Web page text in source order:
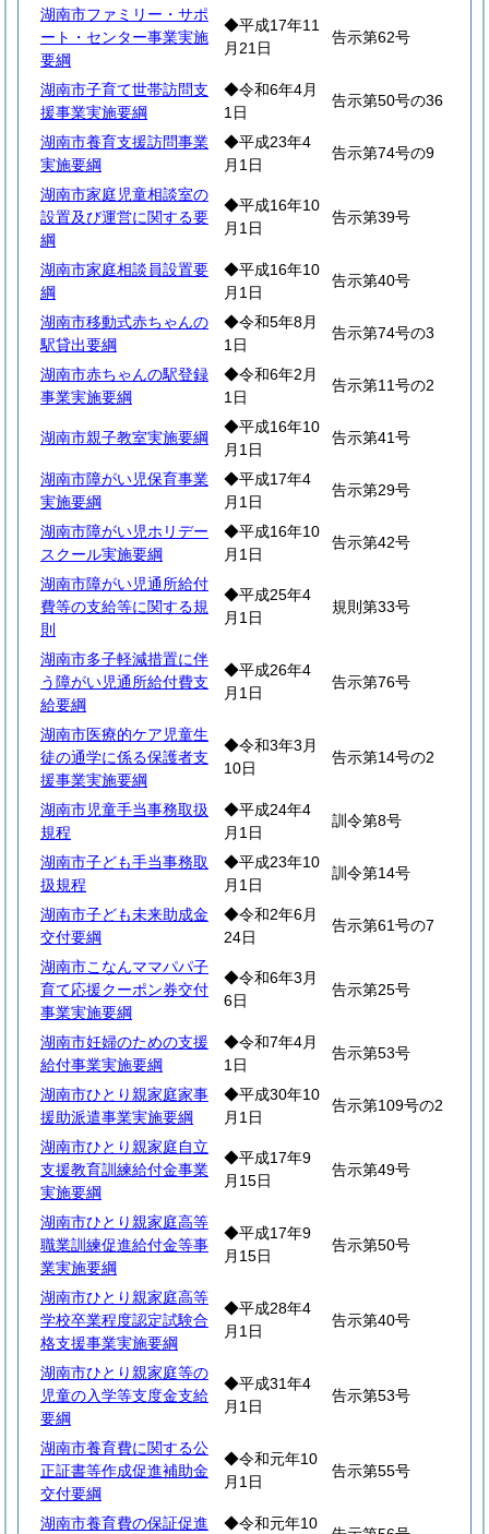
湖南市ファミリー・サポ
ート・センター事業実施
要綱
◆平成17年11
月21日
告示第62号
湖南市子育て世帯訪問支
援事業実施要綱
◆令和6年4月
1日
告示第50号の36
湖南市養育支援訪問事業
実施要綱
◆平成23年4
月1日
告示第74号の9
湖南市家庭児童相談室の
設置及び運営に関する要
綱
◆平成16年10
月1日
告示第39号
湖南市家庭相談員設置要
綱
◆平成16年10
月1日
告示第40号
湖南市移動式赤ちゃんの
駅貸出要綱
◆令和5年8月
1日
告示第74号の3
湖南市赤ちゃんの駅登録
事業実施要綱
◆令和6年2月
1日
告示第11号の2
湖南市親子教室実施要綱
◆平成16年10
月1日
告示第41号
湖南市障がい児保育事業
実施要綱
◆平成17年4
月1日
告示第29号
湖南市障がい児ホリデー
スクール実施要綱
◆平成16年10
月1日
告示第42号
湖南市障がい児通所給付
費等の支給等に関する規
則
◆平成25年4
月1日
規則第33号
湖南市多子軽減措置に伴
う障がい児通所給付費支
給要綱
◆平成26年4
月1日
告示第76号
湖南市医療的ケア児童生
徒の通学に係る保護者支
援事業実施要綱
◆令和3年3月
10日
告示第14号の2
湖南市児童手当事務取扱
規程
◆平成24年4
月1日
訓令第8号
湖南市子ども手当事務取
扱規程
◆平成23年10
月1日
訓令第14号
湖南市子ども未来助成金
交付要綱
◆令和2年6月
24日
告示第61号の7
湖南市こなんママパパ子
育て応援クーポン券交付
事業実施要綱
◆令和6年3月
6日
告示第25号
湖南市妊婦のための支援
給付事業実施要綱
◆令和7年4月
1日
告示第53号
湖南市ひとり親家庭家事
援助派遣事業実施要綱
◆平成30年10
月1日
告示第109号の2
湖南市ひとり親家庭自立
支援教育訓練給付金事業
実施要綱
◆平成17年9
月15日
告示第49号
湖南市ひとり親家庭高等
職業訓練促進給付金等事
業実施要綱
◆平成17年9
月15日
告示第50号
湖南市ひとり親家庭高等
学校卒業程度認定試験合
格支援事業実施要綱
◆平成28年4
月1日
告示第40号
湖南市ひとり親家庭等の
児童の入学等支度金支給
要綱
◆平成31年4
月1日
告示第53号
湖南市養育費に関する公
正証書等作成促進補助金
交付要綱
◆令和元年10
月1日
告示第55号
湖南市養育費の保証促進
◆令和元年10